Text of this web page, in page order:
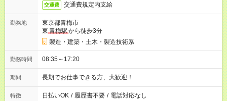
交通費 交通費規定内支給
勤務地
東京都青梅市
東 青梅駅から徒歩3分
製造・建築・土木・製造技術系
勤務時間 08:35～17:20
期間 長期でお仕事できる方、大歓迎！
特徴 日払いOK / 履歴書不要 / 電話対応なし